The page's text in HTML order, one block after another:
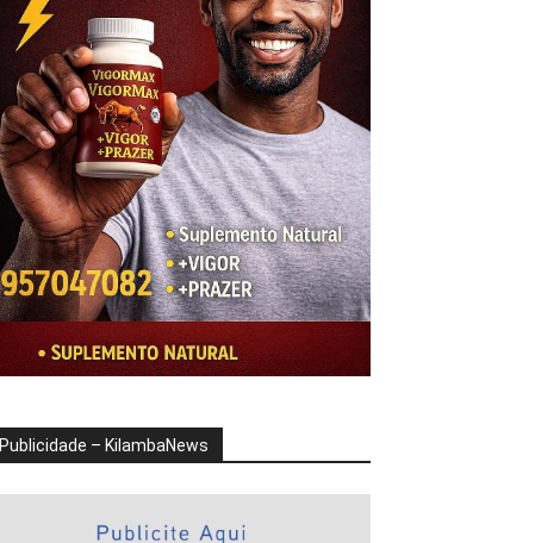
Publicidade – KilambaNews